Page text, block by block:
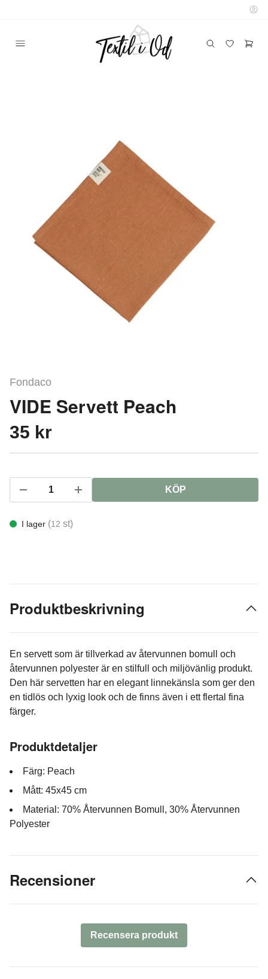
Fondaco
VIDE Servett Peach
35 kr
KÖP
I lager (12 st)
Produktbeskrivning
En servett som är tillverkad av återvunnen bomull och
återvunnen polyester är en stilfull och miljövänlig produkt.
Den här servetten har en elegant linnekänsla som ger den
en tidlös och lyxig look och de finns även i ett flertal fina
färger.
Produktdetaljer
Färg: Peach
Mått: 45x45 cm
Material: 70% Återvunnen Bomull, 30% Återvunnen
Polyester
Recensioner
Recensera produkt